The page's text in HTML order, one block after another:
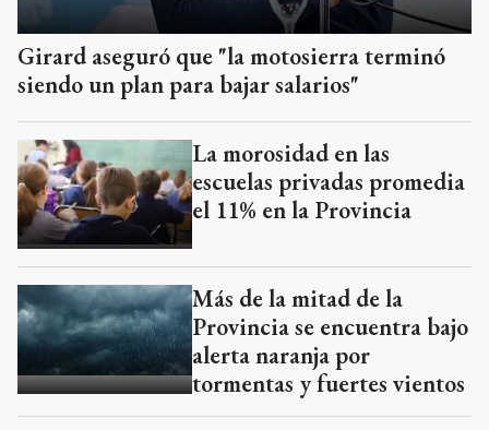
Girard aseguró que "la motosierra terminó
siendo un plan para bajar salarios"
La morosidad en las
escuelas privadas promedia
el 11% en la Provincia
Más de la mitad de la
Provincia se encuentra bajo
alerta naranja por
tormentas y fuertes vientos